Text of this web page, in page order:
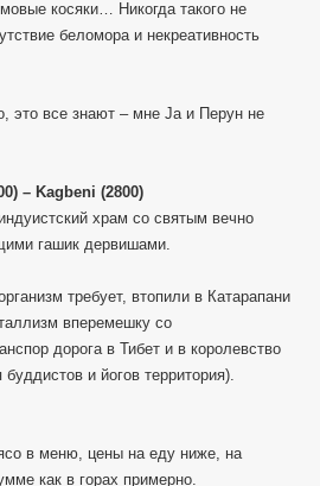
косяки… Никогда такого не
беломора и некреативность
это все знают – мне Ja и Перун не
– Kagbeni (2800)
храм со святым вечно
гашик дервишами.
требует, втопили в Катарапани
вперемешку со
дорога в Тибет и в королевство
и йогов территория).
в меню, цены на еду ниже, на
как в горах примерно.